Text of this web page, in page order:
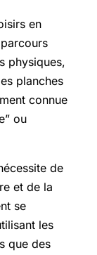
en
physiques,
planches
connue
ou
de
et de la
se
les
que des